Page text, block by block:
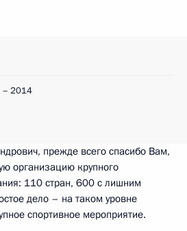
– 2014
прежде всего спасибо Вам,
организацию крупного
110 стран, 600 с лишним
дело – на таком уровне
спортивное мероприятие.